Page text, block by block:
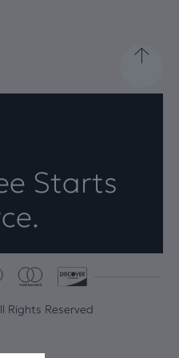
Starts
Rights Reserved